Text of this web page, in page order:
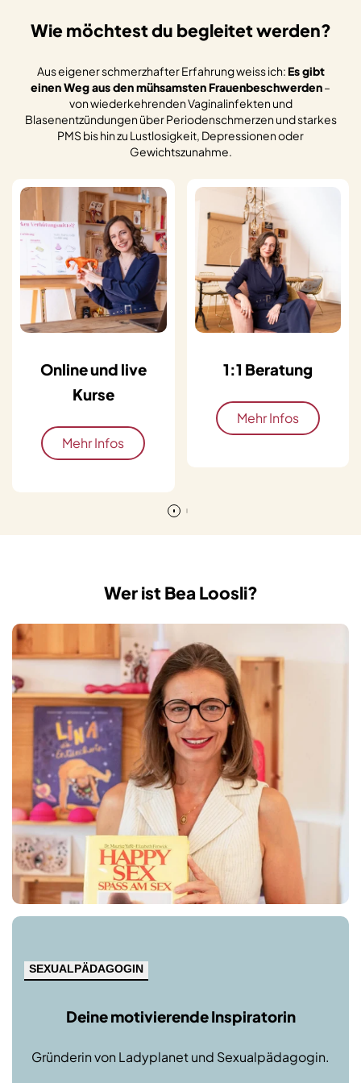
Wie möchtest du begleitet werden?
Aus eigener schmerzhafter Erfahrung weiss ich: Es gibt
einen Weg aus den mühsamsten Frauenbeschwerden–
von wiederkehrenden Vaginalinfekten und
Blasenentzündungen über Periodenschmerzen und starkes
PMS bis hin zu Lustlosigkeit, Depressionen oder
Gewichtszunahme.
Online und live
Kurse
Mehr Infos
1:1 Beratung
Mehr Infos
Wer ist Bea Loosli?
SEXUALPÄDAGOGIN
Deine motivierende Inspiratorin
Gründerin von Ladyplanet und Sexualpädagogin.